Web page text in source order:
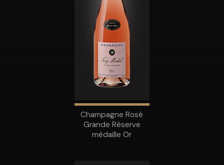
Champagne Rosé
Grande Réserve
médaille Or